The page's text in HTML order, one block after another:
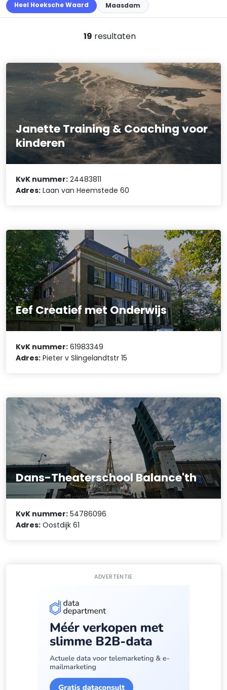
Heel Hoeksche Waard Maasdam
19 resultaten
Janette Training & Coaching voor
kinderen
KvK nummer: 24483811
Adres: Laan van Heemstede 60
Eef Creatief met Onderwijs
KvK nummer: 61983349
Adres: Pieter v Slingelandtstr 15
Dans-Theaterschool Balance'th
KvK nummer: 54786096
Adres: Oostdijk 61
ADVERTENTIE